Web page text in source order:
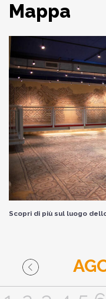
Mappa
Scopri di più sul luogo